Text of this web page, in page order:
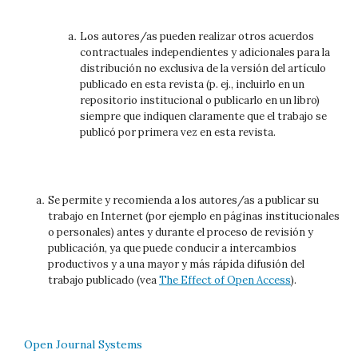
Los autores/as pueden realizar otros acuerdos
contractuales independientes y adicionales para la
distribución no exclusiva de la versión del artículo
publicado en esta revista (p. ej., incluirlo en un
repositorio institucional o publicarlo en un libro)
siempre que indiquen claramente que el trabajo se
publicó por primera vez en esta revista.
Se permite y recomienda a los autores/as a publicar su
trabajo en Internet (por ejemplo en páginas institucionales
o personales) antes y durante el proceso de revisión y
publicación, ya que puede conducir a intercambios
productivos y a una mayor y más rápida difusión del
trabajo publicado (veaThe Effect of Open Access).
Open Journal Systems